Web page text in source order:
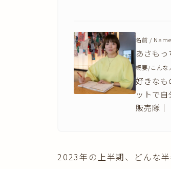
名前 / Name
あさも
概要/こんな
好きなも
ットで
販売隊
2023年の上半期、どんな